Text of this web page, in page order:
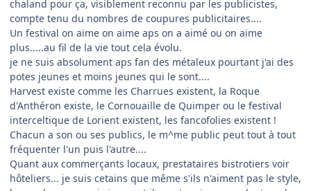
chaland pour ça, visiblement reconnu par les publicistes,
compte tenu du nombres de coupures publicitaires....
Un festival on aime on aime aps on a aimé ou on aime
plus.....au fil de la vie tout cela évolu.
je ne suis absolument aps fan des métaleux pourtant j'ai des
potes jeunes et moins jeunes qui le sont....
Harvest existe comme les Charrues existent, la Roque
d'Anthéron existe, le Cornouaille de Quimper ou le festival
interceltique de Lorient existent, les fancofolies existent !
Chacun a son ou ses publics, le m^me public peut tout à tout
fréquenter l'un puis l'autre....
Quant aux commerçants locaux, prestataires bistrotiers voir
hôteliers... je suis cetains que même s'ils n'aiment pas le style,